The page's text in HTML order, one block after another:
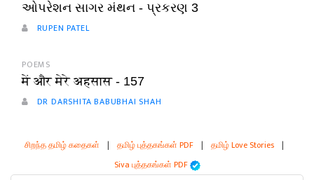
ઓપરેશન સાગર મંથન - પ્રકરણ 3
RUPEN PATEL
POEMS
में और मेरे अहसास - 157
DR DARSHITA BABUBHAI SHAH
சிறந்த தமிழ் கதைகள் | தமிழ் புத்தகங்கள் PDF | தமிழ் Love Stories |
Siva புத்தகங்கள் PDF